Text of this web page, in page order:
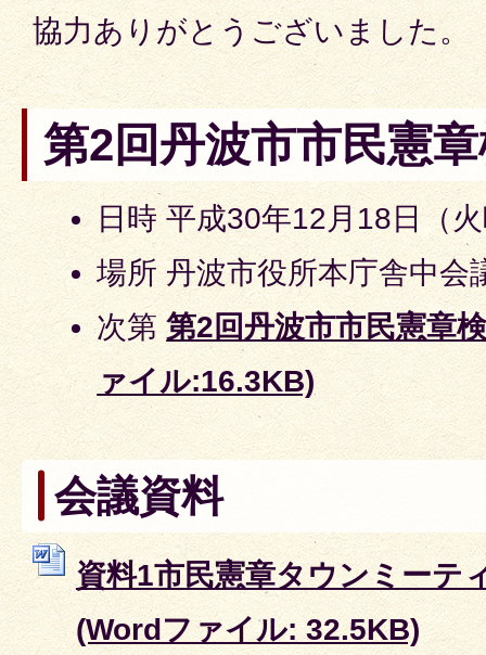
協力ありがとうございました。
第2回丹波市市民憲
日時 平成30年12月18日（
場所 丹波市役所本庁舎中会
次第第2回丹波市市民憲章
ァイル:16.3KB)
会議資料
資料1市民憲章タウンミーテ
(Wordファイル: 32.5KB)